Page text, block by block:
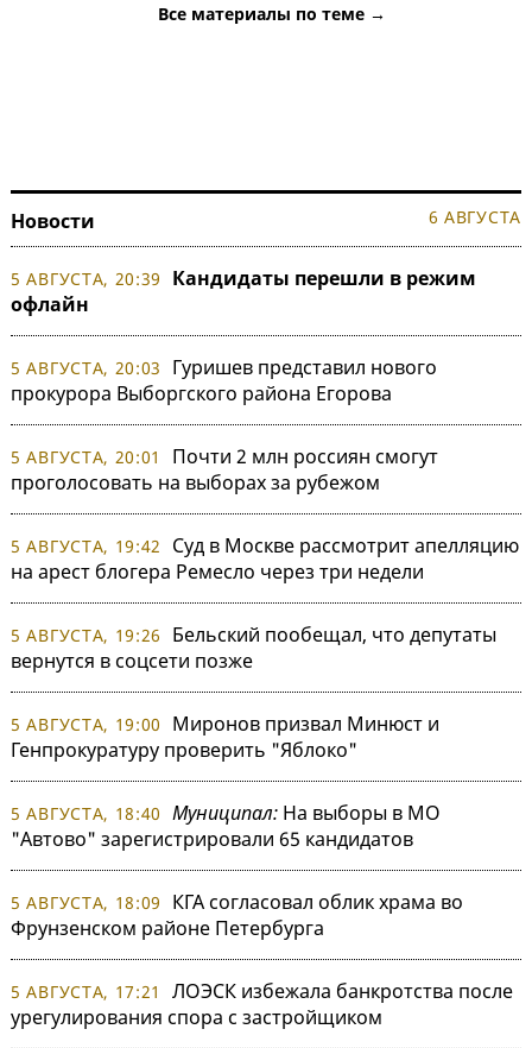
Все материалы по теме →
Новости 6 АВГУСТА
5 АВГУСТА, 20:39
Кандидаты перешли в режим
офлайн
5 АВГУСТА, 20:03
Гуришев представил нового
прокурора Выборгского района Егорова
5 АВГУСТА, 20:01
Почти 2 млн россиян смогут
проголосовать на выборах за рубежом
5 АВГУСТА, 19:42
Суд в Москве рассмотрит апелляцию
на арест блогера Ремесло через три недели
5 АВГУСТА, 19:26
Бельский пообещал, что депутаты
вернутся в соцсети позже
5 АВГУСТА, 19:00
Миронов призвал Минюст и
Генпрокуратуру проверить "Яблоко"
5 АВГУСТА, 18:40 Муниципал: На выборы в МО
"Автово" зарегистрировали 65 кандидатов
5 АВГУСТА, 18:09
КГА согласовал облик храма во
Фрунзенском районе Петербурга
5 АВГУСТА, 17:21
ЛОЭСК избежала банкротства после
урегулирования спора с застройщиком